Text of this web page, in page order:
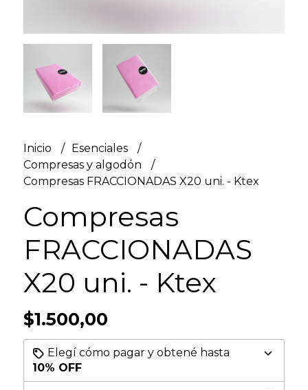
Inicio
Esenciales
Compresas y algodón
Compresas FRACCIONADAS X20 uni. - Ktex
Compresas
FRACCIONADAS
X20 uni. - Ktex
$1.500,00
Elegí cómo pagar y obtené hasta
10% OFF